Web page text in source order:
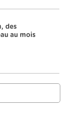
des
au mois